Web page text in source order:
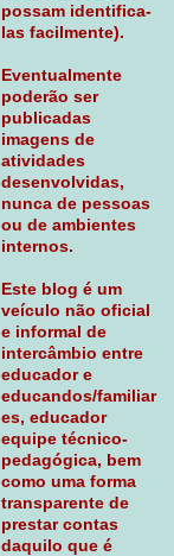
possam identifica-
las facilmente).
Eventualmente
poderão ser
publicadas
imagens de
atividades
desenvolvidas,
nunca de pessoas
ou de ambientes
internos.
Este blog é um
veículo não oficial
e informal de
intercâmbio entre
educador e
educandos/familiar
es, educador
equipe técnico-
pedagógica, bem
como uma forma
transparente de
prestar contas
daquilo que é